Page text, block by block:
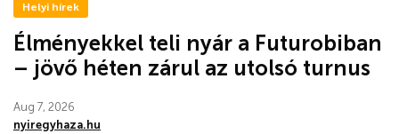
Helyi hírek
Élményekkel teli nyár a Futurobiban
– jövő héten zárul az utolsó turnus
Aug 7, 2026
nyiregyhaza.hu